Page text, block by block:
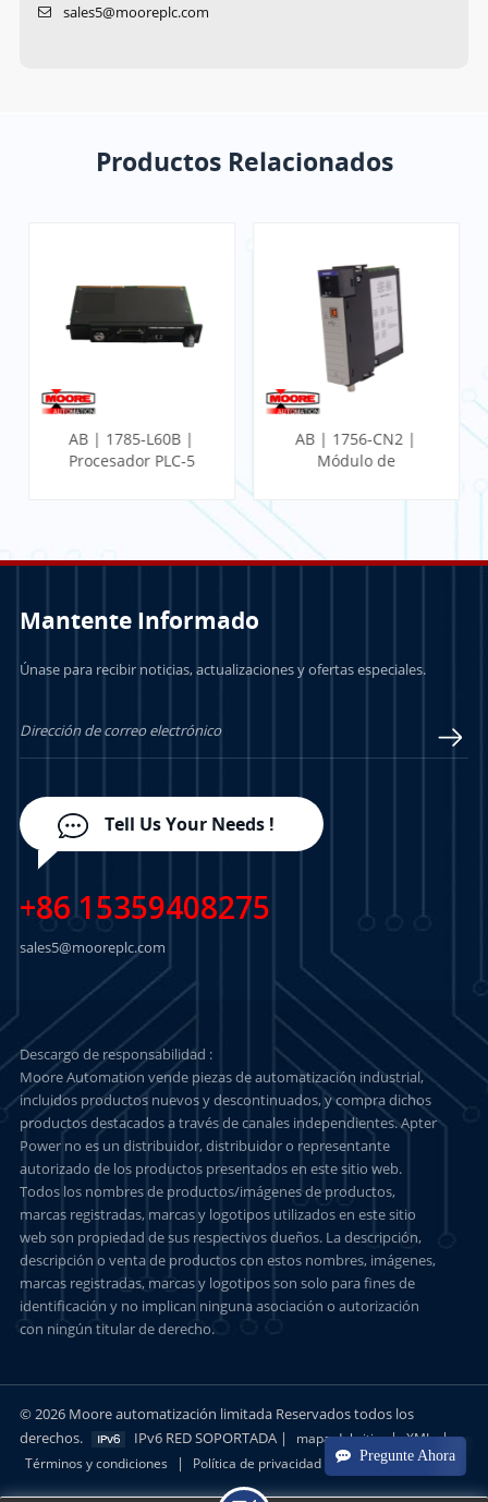
Pregunte Ahora
sales5@mooreplc.com
Productos Relacionados
AB | 1785-L60B |
Procesador PLC-5
AB | 1756-CN2 |
Módulo de
Mantente Informado
Únase para recibir noticias, actualizaciones y ofertas especiales.
Tell Us Your Needs !
+86 15359408275
sales5@mooreplc.com
Descargo de responsabilidad :
Moore Automation vende piezas de automatización industrial,
incluidos productos nuevos y descontinuados, y compra dichos
productos destacados a través de canales independientes. Apter
Power no es un distribuidor, distribuidor o representante
autorizado de los productos presentados en este sitio web.
Todos los nombres de productos/imágenes de productos,
marcas registradas, marcas y logotipos utilizados en este sitio
web son propiedad de sus respectivos dueños. La descripción,
descripción o venta de productos con estos nombres, imágenes,
marcas registradas, marcas y logotipos son solo para fines de
identificación y no implican ninguna asociación o autorización
con ningún titular de derecho.
© 2026 Moore automatización limitada Reservados todos los
derechos.
IPv6 RED SOPORTADA | mapa del sitio | XML |
Términos y condiciones | Política de privacidad